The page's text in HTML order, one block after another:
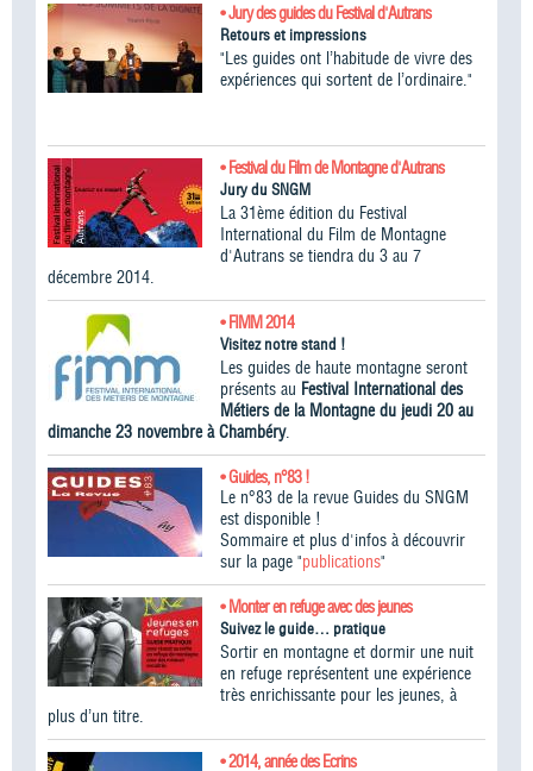
• Jury des guides du Festival d'Autrans
Retours et impressions
"Les guides ont l’habitude de vivre des
expériences qui sortent de l’ordinaire."
• Festival du Film de Montagne d'Autrans
Jury du SNGM
La 31ème édition du Festival
International du Film de Montagne
d'Autrans se tiendra du 3 au 7
décembre 2014.
• FIMM 2014
Visitez notre stand !
Les guides de haute montagne seront
présents au Festival International des
Métiers de la Montagne du jeudi 20 au
dimanche 23 novembre à Chambéry.
• Guides, n°83 !
Le n°83 de la revue Guides du SNGM
est disponible !
Sommaire et plus d'infos à découvrir
sur la page "publications"
• Monter en refuge avec des jeunes
Suivez le guide… pratique
Sortir en montagne et dormir une nuit
en refuge représentent une expérience
très enrichissante pour les jeunes, à
plus d’un titre.
• 2014, année des Ecrins